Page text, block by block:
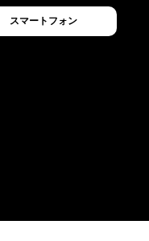
スマートフォン